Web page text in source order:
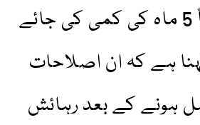
میں بھی تقریباً 5 ماہ کی کمی کی جائے
ہے کہ ان اصلاحات
ہونے کے بعد رہائش